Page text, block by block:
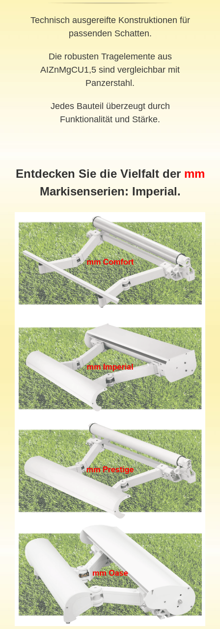
Technisch ausgereifte Konstruktionen für
passenden Schatten.
Die robusten Tragelemente aus
AIZnMgCU1,5 sind vergleichbar mit
Panzerstahl.
Jedes Bauteil überzeugt durch
Funktionalität und Stärke.
Entdecken Sie die Vielfalt der mm
Markisenserien: Imperial.